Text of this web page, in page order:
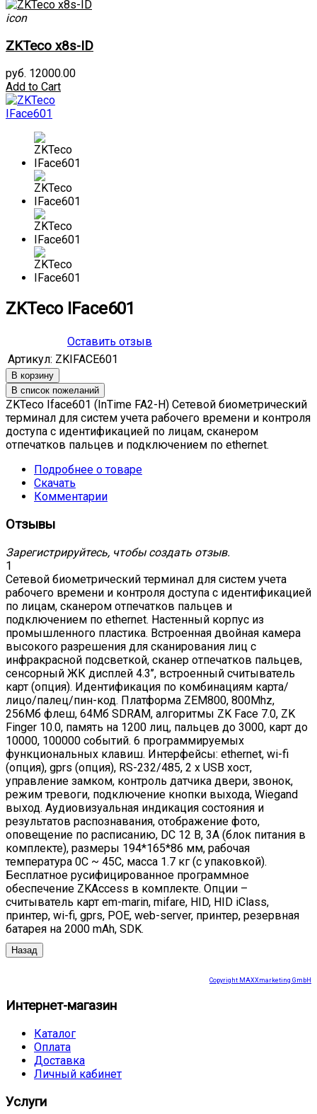
icon
ZKTeco x8s-ID
руб. 12000.00
Add to Cart
ZKTeco IFace601
Оставить отзыв
Артикул: ZKIFACE601
ZKTeco Iface601 (InTime FA2-H) Сетевой биометрический
терминал для систем учета рабочего времени и контроля
доступа с идентификацией по лицам, сканером
отпечатков пальцев и подключением по ethernet.
Подробнее о товаре
Скачать
Комментарии
Отзывы
Зарегистрируйтесь, чтобы создать отзыв.
1
Сетевой биометрический терминал для систем учета
рабочего времени и контроля доступа с идентификацией
по лицам, сканером отпечатков пальцев и
подключением по ethernet. Настенный корпус из
промышленного пластика. Встроенная двойная камера
высокого разрешения для сканирования лиц с
инфракрасной подсветкой, сканер отпечатков пальцев,
сенсорный ЖК дисплей 4.3’’, встроенный считыватель
карт (опция). Идентификация по комбинациям карта/
лицо/палец/пин-код. Платформа ZEM800, 800Mhz,
256Мб флеш, 64Мб SDRAM, алгоритмы ZK Face 7.0, ZK
Finger 10.0, память на 1200 лиц, пальцев до 3000, карт до
10000, 100000 событий. 6 программируемых
функциональных клавиш. Интерфейсы: ethernet, wi-fi
(опция), gprs (опция), RS-232/485, 2 x USB хост,
управление замком, контроль датчика двери, звонок,
режим тревоги, подключение кнопки выхода, Wiegand
выход. Аудиовизуальная индикация состояния и
результатов распознавания, отображение фото,
оповещение по расписанию, DC 12 В, 3А (блок питания в
комплекте), размеры 194*165*86 мм, рабочая
температура 0C ~ 45С, масса 1.7 кг (с упаковкой).
Бесплатное русифицированное программное
обеспечение ZKAccess в комплекте. Опции –
считыватель карт em-marin, mifare, HID, HID iClass,
принтер, wi-fi, gprs, POE, web-server, принтер, резервная
батарея на 2000 mAh, SDK.
Copyright MAXXmarketing GmbH
Интернет-магазин
Каталог
Оплата
Доставка
Личный кабинет
Услуги